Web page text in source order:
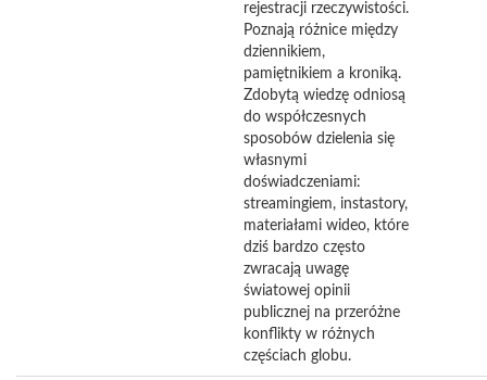
rejestracji rzeczywistości.
Poznają różnice między
dziennikiem,
pamiętnikiem a kroniką.
Zdobytą wiedzę odniosą
do współczesnych
sposobów dzielenia się
własnymi
doświadczeniami:
streamingiem, instastory,
materiałami wideo, które
dziś bardzo często
zwracają uwagę
światowej opinii
publicznej na przeróżne
konflikty w różnych
częściach globu.